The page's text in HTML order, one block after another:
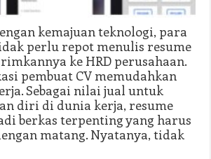
kemajuan teknologi, para
perlu repot menulis resume
ke HRD perusahaan.
pembuat CV memudahkan
Sebagai nilai jual untuk
diri di dunia kerja, resume
berkas terpenting yang harus
matang. Nyatanya, tidak